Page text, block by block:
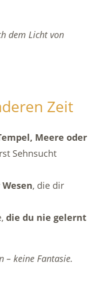
dem Licht von
Zeit
Meere oder
Sehnsucht
, die dir
die du nie gelernt
– keine Fantasie.